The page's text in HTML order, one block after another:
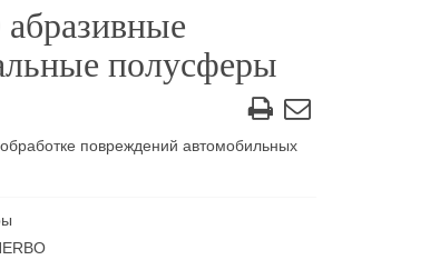
полусферы
повреждений автомобильных